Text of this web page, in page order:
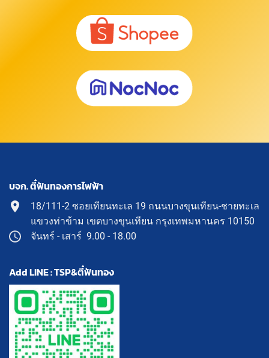
บจก. ตี๋ฟันทองการไฟฟ้า
18/111-2 ซอยเทียนทะเล 19 ถนนบางขุนเทียน-ชายทะเล
แขวงท่าข้าม เขตบางขุนเทียน กรุงเทพมหานคร 10150
จันทร์ - เสาร์ 9.00 - 18.00
Add LINE : TSP&ตี๋ฟันทอง